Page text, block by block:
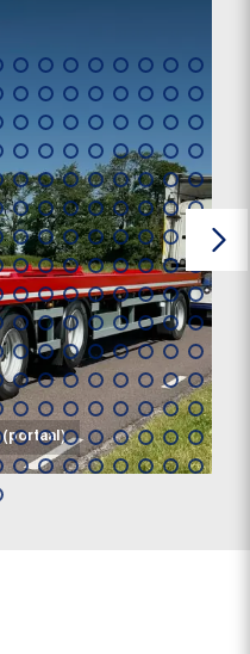
(portaal)